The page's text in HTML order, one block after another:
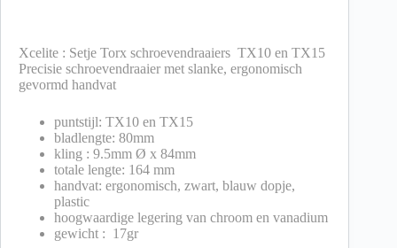
Xcelite : Setje Torx schroevendraaiers TX10 en TX15
Precisie schroevendraaier met slanke, ergonomisch
gevormd handvat
puntstijl: TX10 en TX15
bladlengte: 80mm
kling : 9.5mm Ø x 84mm
totale lengte: 164 mm
handvat: ergonomisch, zwart, blauw dopje,
plastic
hoogwaardige legering van chroom en vanadium
gewicht : 17gr